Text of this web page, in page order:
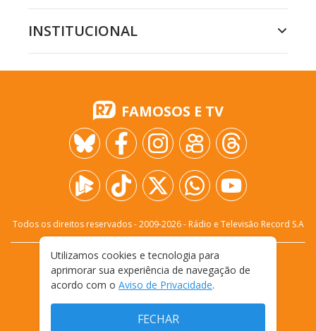
INSTITUCIONAL
FAMOSOS E TV
Todos os direitos reservados - 2009-2026- Rádio e Televisão Record S.A
FALE CONOSCO
PRIVACIDADE
TERMOS E CONDIÇÕES DE USO
Utilizamos cookies e tecnologia para
aprimorar sua experiência de navegação de
acordo com o Aviso de Privacidade.
FECHAR